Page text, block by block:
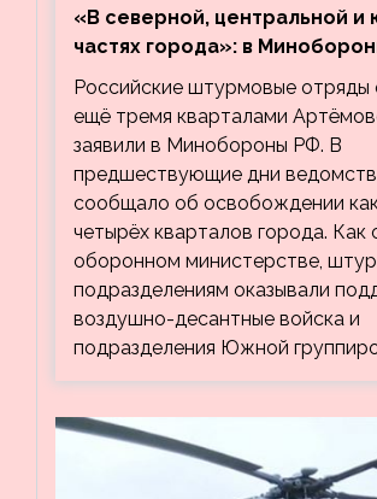
«В северной, центральной и
частях города»: в
заявили об освобождении
кварталов Артёмовска
Российские штурмовые отряды
ещё тремя кварталами
заявили в Минобороны РФ. В
предшествующие дни
сообщало об освобождении
четырёх кварталов города. Как
оборонном министерстве,
подразделениям оказывали
воздушно-десантные войска и
подразделения Южной